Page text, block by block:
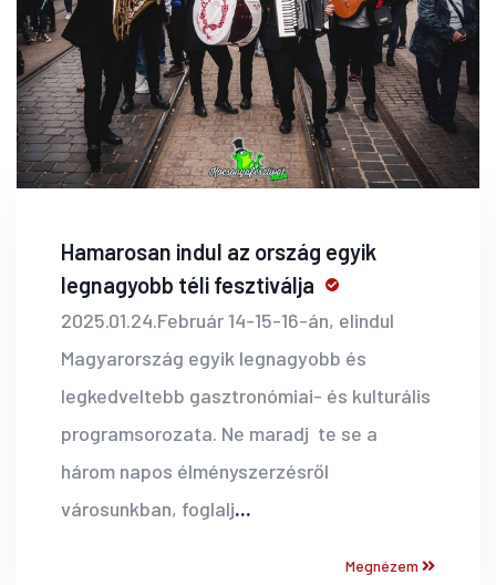
Hamarosan indul az ország egyik
legnagyobb téli fesztiválja
2025.01.24.Február 14-15-16-án, elindul
Magyarország egyik legnagyobb és
legkedveltebb gasztronómiai- és kulturális
programsorozata. Ne maradj te se a
három napos élményszerzésről
városunkban, foglalj...
Megnézem